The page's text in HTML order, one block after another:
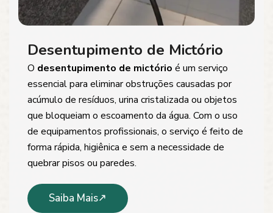
Desentupimento de Mictório
O desentupimento de mictório é um serviço
essencial para eliminar obstruções causadas por
acúmulo de resíduos, urina cristalizada ou objetos
que bloqueiam o escoamento da água. Com o uso
de equipamentos profissionais, o serviço é feito de
forma rápida, higiênica e sem a necessidade de
quebrar pisos ou paredes.
Saiba Mais